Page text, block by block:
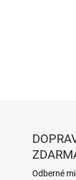
Odberné